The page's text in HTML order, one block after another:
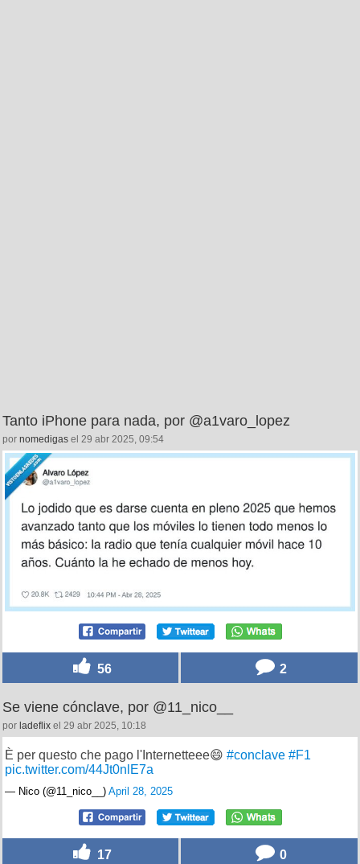
Tanto iPhone para nada, por @a1varo_lopez
por nomedigas el 29 abr 2025, 09:54
56 2
Se viene cónclave, por @11_nico__
por ladeflix el 29 abr 2025, 10:18
È per questo che pago l'Internetteee😄 #conclave #F1
pic.twitter.com/44Jt0nlE7a
— Nico (@11_nico__) April 28, 2025
17 0